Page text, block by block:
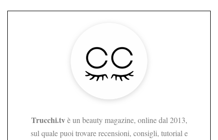
Trucchi.tvè un beauty magazine, online dal 2013,
sul quale puoi trovare recensioni, consigli, tutorial e